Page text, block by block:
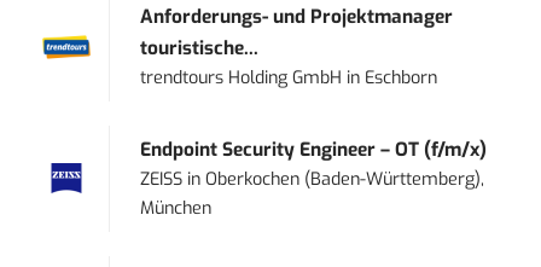
Anforderungs- und Projektmanager
touristische...
trendtours Holding GmbH in Eschborn
Endpoint Security Engineer – OT (f/m/x)
ZEISS inOberkochen (Baden-Württemberg),
München